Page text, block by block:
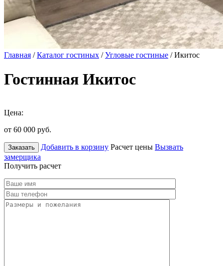
Главная /Каталог гостиных /Угловые гостиные / Икитос
Гостинная Икитос
Цена:
от 60 000 руб.
Заказать Добавить в корзину Расчет цены Вызвать
замерщика
Получить расчет